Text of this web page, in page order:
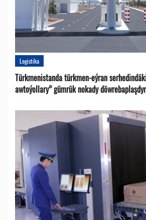
Logistika
Türkmenistanda türkmen-eýran
awtoýollary” gümrük nokady